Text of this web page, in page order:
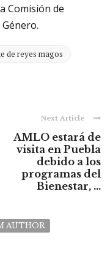
Comisión de
de reyes magos
Next Article
AMLO estará de
visita en Puebla
debido a los
programas del
Bienestar, ...
AUTHOR